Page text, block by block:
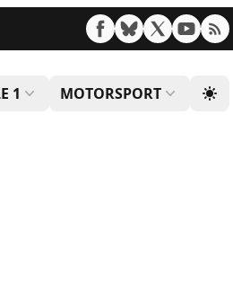
1 MOTORSPORT